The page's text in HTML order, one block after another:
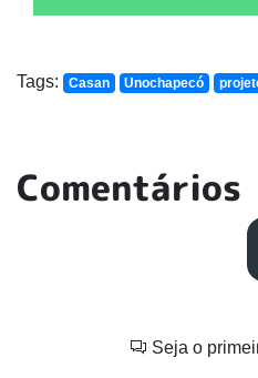
Tags: Casan Unochapecó
Comentários
Seja o